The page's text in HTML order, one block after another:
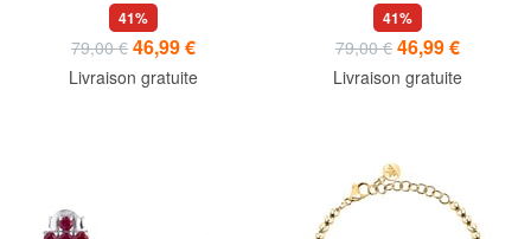
41%
79,00 € 46,99 €
Livraison gratuite
41%
79,00 € 46,99 €
Livraison gratuite